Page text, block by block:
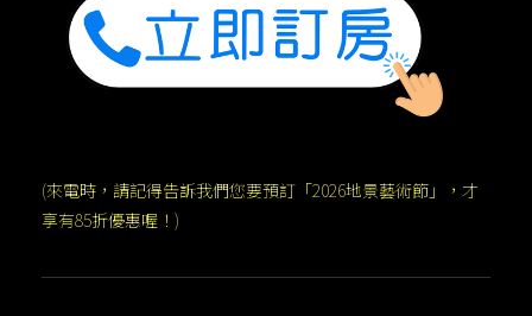
(來電時，請記得告訴我們您要預訂「2026地景藝術節」，才
享有85折優惠喔！)